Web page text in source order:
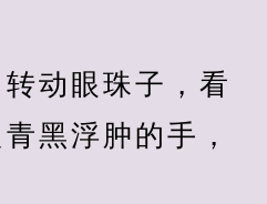
动眼珠子，看
黑浮肿的手，